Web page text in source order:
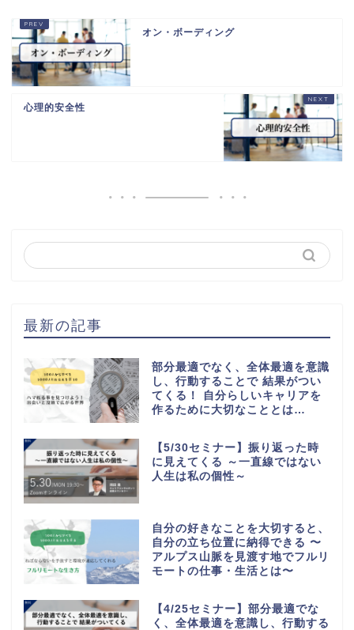
オン・ボーディング
心理的安全性
最新の記事
部分最適でなく、全体最適を意識
し、行動することで 結果がつい
てくる！ 自分らしいキャリアを
作るために大切なこととは…
【5/30セミナー】振り返った時
に見えてくる ～一直線ではない
人生は私の個性～
自分の好きなことを大切すると、
自分の立ち位置に納得できる 〜
アルプス山脈を見渡す地でフルリ
モートの仕事・生活とは〜
【4/25セミナー】部分最適でな
く、全体最適を意識し、行動する